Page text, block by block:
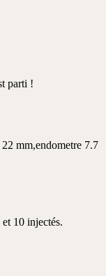
parti !
mm,endometre 7.7
10 injectés.